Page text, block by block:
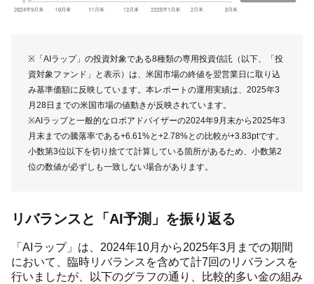
※「AIラップ」の投資対象である8種類の専用投資信託（以下、「投
資対象ファンド」と表示）は、米国市場の終値を翌営業日に取り込
み基準価額に反映しています。本レポートの運用実績は、2025年3
月28日までの米国市場の値動きが反映されています。
※AIラップと一般的なロボアドバイザーの2024年9月末から2025年3
月末までの騰落率である+6.61%と+2.78%との比較が+3.83ptです。
小数第3位以下を切り捨てて計算している箇所があるため、小数第2
位の数値が必ずしも一致しない場合があります。
リバランスと「AI予測」を振り返る
「AIラップ」は、2024年10月から2025年3月までの期間
において、臨時リバランスを含めて計7回のリバランスを
行いましたが、以下のグラフの通り、比較的多い金の組み